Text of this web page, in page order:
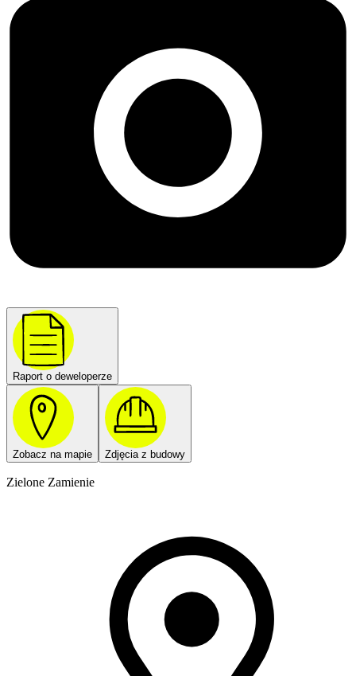
Raport o deweloperze
Zobacz na mapie Zdjęcia z budowy
Zielone Zamienie